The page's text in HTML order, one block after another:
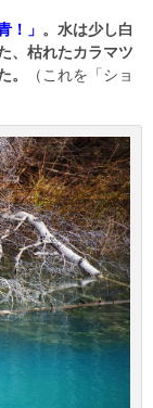
！」 。水は少し白
、枯れたカラマツ
。
（これを「ショ